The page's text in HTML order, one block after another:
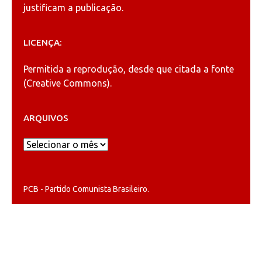
justificam a publicação.
LICENÇA:
Permitida a reprodução, desde que citada a fonte
(Creative Commons).
ARQUIVOS
Arquivos
PCB - Partido Comunista Brasileiro.